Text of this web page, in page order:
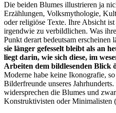
Die beiden Blumes illustrieren ja
Erzählungen, Volksmythologie,
oder religiöse Texte. Ihre Absicht
irgendwie zu verbildlichen. Was
Punkt derart bedeutsam erscheinen
sie länger gefesselt bleibt als an
liegt darin, wie sich diese, im
Arbeiten dem bildlesenden Blick
Moderne habe keine Ikonografie,
Bilderfreunde unseres
widersprechen die Blumes und
Konstruktivisten oder Minimalisten